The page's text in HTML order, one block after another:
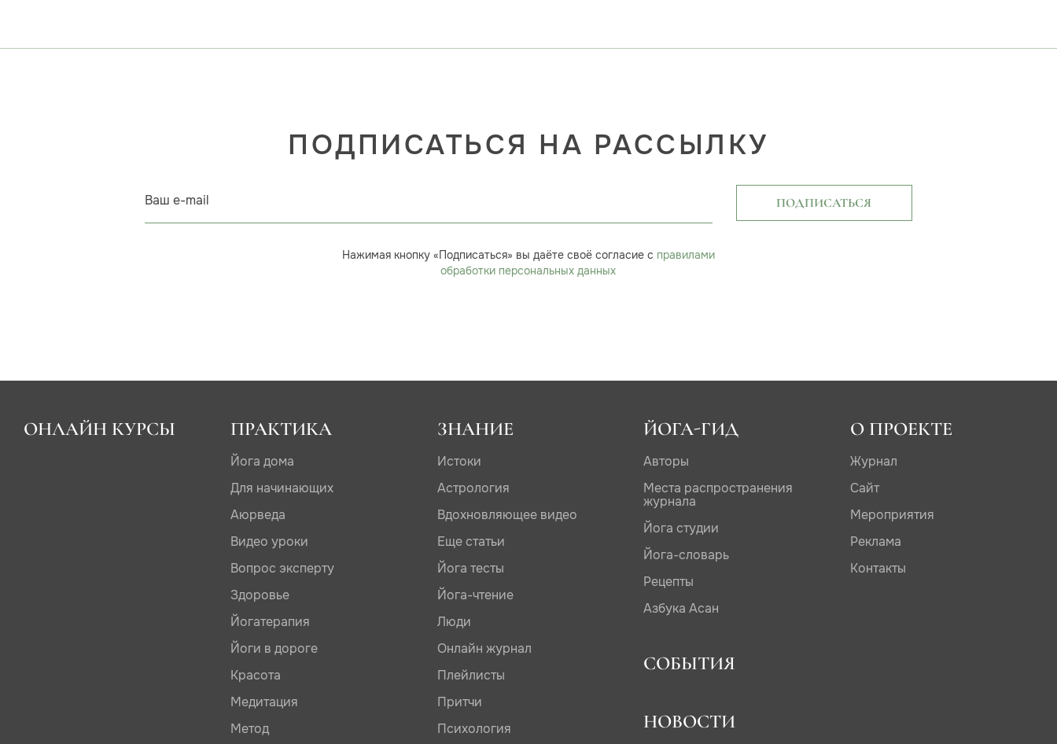
ПОДПИСАТЬСЯ НА РАССЫЛКУ
Ваш e-mail ПОДПИСАТЬСЯ
Нажимая кнопку «Подписаться» вы даёте своё согласие с правилами
обработки персональных данных
ОНЛАЙН КУРСЫ ПРАКТИКА
Йога дома
Для начинающих
Аюрведа
Видео уроки
Вопрос эксперту
Здоровье
Йогатерапия
Йоги в дороге
Красота
Медитация
Метод
ЗНАНИЕ
Истоки
Астрология
Вдохновляющее видео
Еще статьи
Йога тесты
Йога-чтение
Люди
Онлайн журнал
Плейлисты
Притчи
Психология
ЙОГА-ГИД
Авторы
Места распространения
журнала
Йога студии
Йога-словарь
Рецепты
Азбука Асан
СОБЫТИЯ
НОВОСТИ
О ПРОЕКТЕ
Журнал
Сайт
Мероприятия
Реклама
Контакты